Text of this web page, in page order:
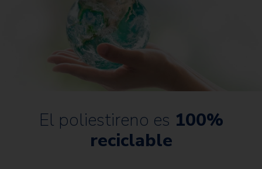
El poliestireno es 100%
reciclable